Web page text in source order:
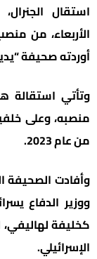
استقال
الأربعاء، من
أوردته صحيفة
وتأتي استقالة
منصبه، وعلى
من عام 2023.
وأفادت الصحيفة
ووزير الدفاع
كخليفة لهاليفي،
الإسرائيلي.